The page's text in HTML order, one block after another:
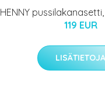
HENNY
119 EUR
LISÄTIETOJA